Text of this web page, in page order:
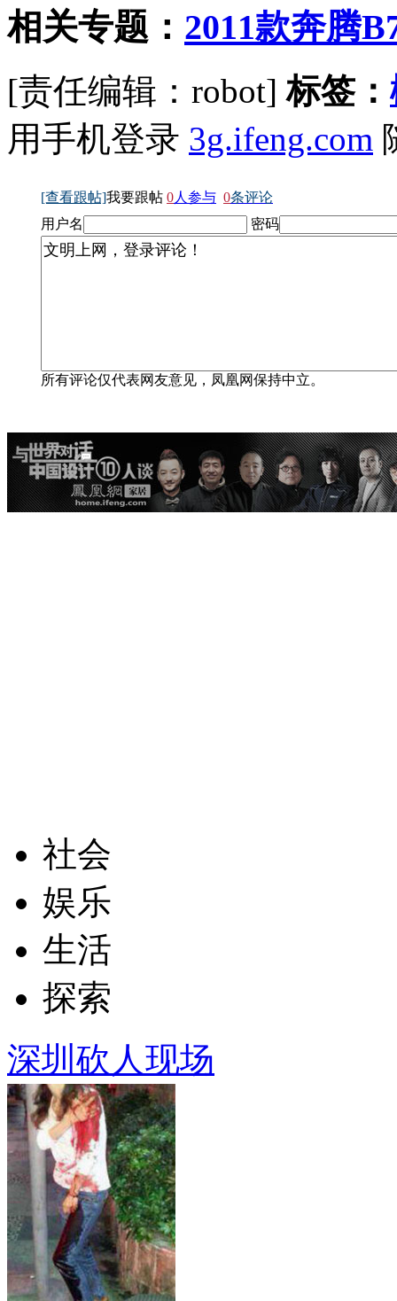
相关专题： 2011款奔腾
[责任编辑：robot]标签：
用手机登录 3g.ifeng.com
[查看跟帖]我要跟帖 0人参与 0条评论
用户名
密码
所有评论仅代表网友意见，凤凰网保持中立。
社会
娱乐
生活
探索
深圳砍人现场